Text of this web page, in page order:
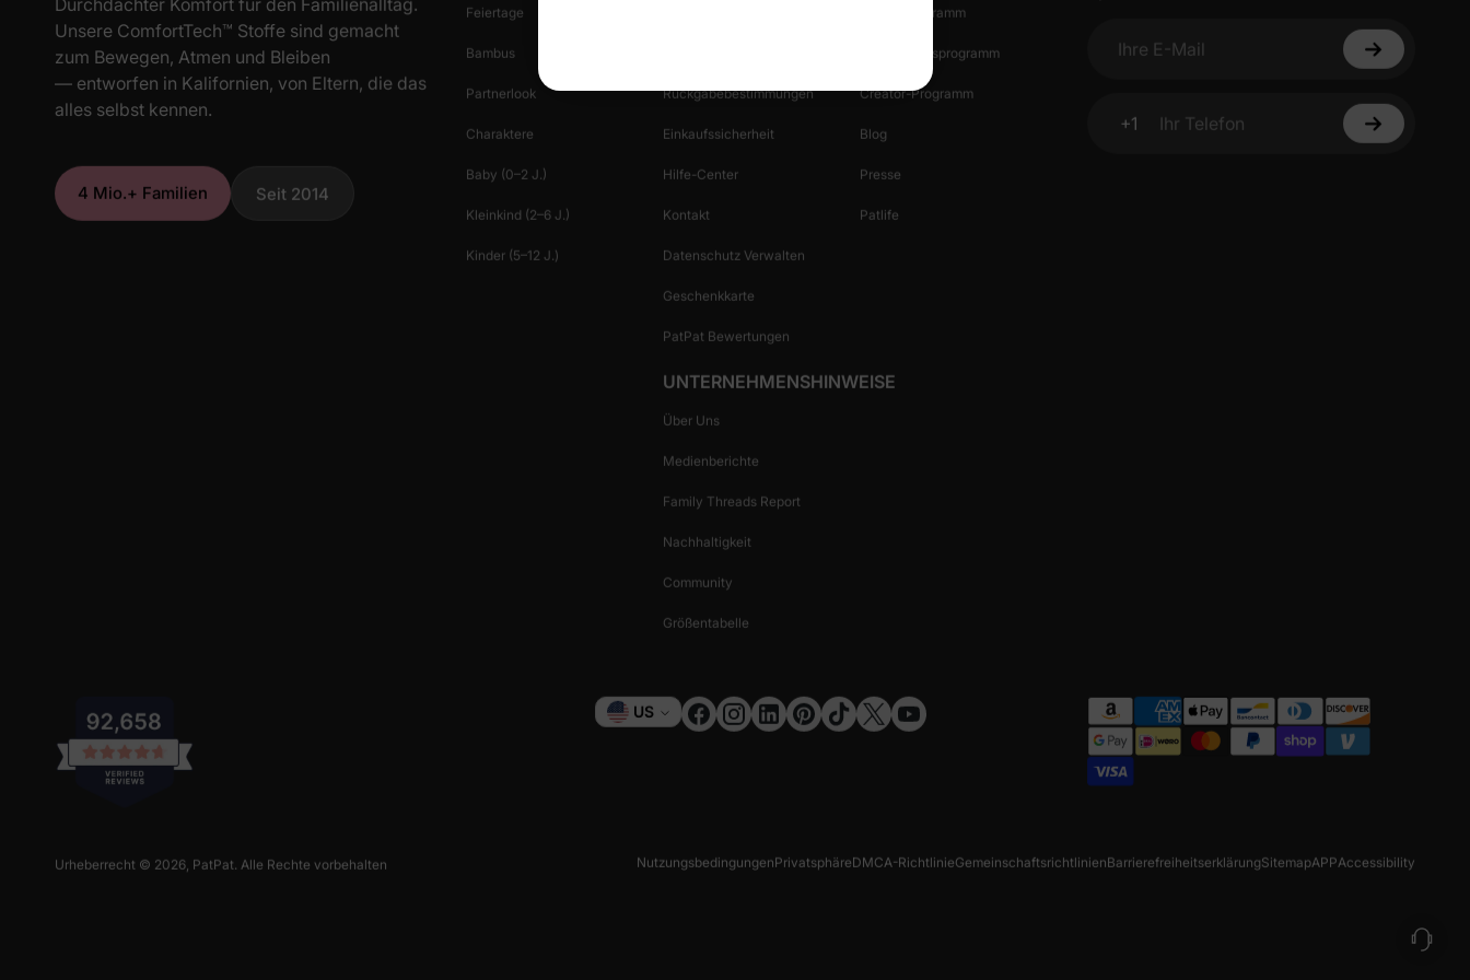
Unsere ComfortTech™ Stoffe sind gemacht
zum Bewegen, Atmen und Bleiben
— entworfen in Kalifornien, von Eltern, die das
alles selbst kennen.
4 Mio.+ Familien Seit 2014
Feiertage
Bambus
Partnerlook
Charaktere
Baby (0–2 J.)
Kleinkind (2–6 J.)
Kinder (5–12 J.)
Rückgabebestimmungen
Einkaufssicherheit
Hilfe-Center
Kontakt
Datenschutz Verwalten
Geschenkkarte
PatPat Bewertungen
Partnerprogramm
Empfehlungsprogramm
Creator-Programm
Blog
Presse
Patlife
UNTERNEHMENSHINWEISE
Über Uns
Medienberichte
Family Threads Report
Nachhaltigkeit
Community
Größentabelle
Ihre E-Mail
+1
Ihr Telefon
Währung
US
NutzungsbedingungenPrivatsphäreDMCA-RichtlinieGemeinschaftsrichtlinienBarrierefreiheitserklärungSitemapAPPAccessibility
Urheberrecht © 2026, PatPat. Alle Rechte vorbehalten